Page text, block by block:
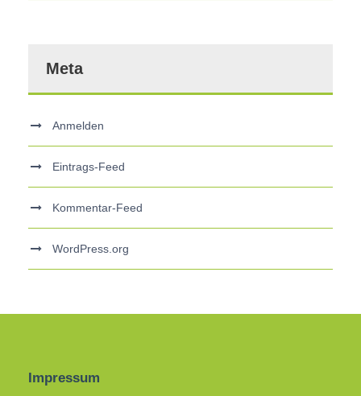
Meta
Anmelden
Eintrags-Feed
Kommentar-Feed
WordPress.org
Impressum